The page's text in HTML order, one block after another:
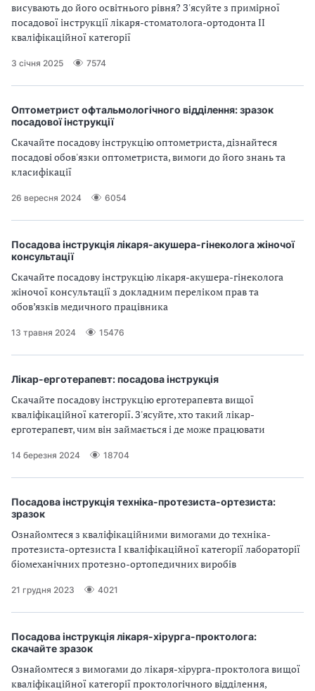
висувають до його освітнього рівня? З'ясуйте з примірної
посадової інструкції лікаря-стоматолога-ортодонта II
кваліфікаційної категорії
3 січня 2025 7574
Оптометрист офтальмологічного відділення: зразок
посадової інструкції
Скачайте посадову інструкцію оптометриста, дізнайтеся
посадові обов'язки оптометриста, вимоги до його знань та
класифікації
26 вересня 2024 6054
Посадова інструкція лікаря-акушера-гінеколога жіночої
консультації
Скачайте посадову інструкцію лікаря-акушера-гінеколога
жіночої консультації з докладним переліком прав та
обов’язків медичного працівника
13 травня 2024 15476
Лікар-ерготерапевт: посадова інструкція
Скачайте посадову інструкцію ерготерапевта вищої
кваліфікаційної категорії. З'ясуйте, хто такий лікар-
ерготерапевт, чим він займається і де може працювати
14 березня 2024 18704
Посадова інструкція техніка-протезиста-ортезиста:
зразок
Ознайомтеся з кваліфікаційними вимогами до техніка-
протезиста-ортезиста I кваліфікаційної категорії лабораторії
біомеханічних протезно-ортопедичних виробів
21 грудня 2023 4021
Посадова інструкція лікаря-хірурга-проктолога:
скачайте зразок
Ознайомтеся з вимогами до лікаря-хірурга-проктолога вищої
кваліфікаційної категорії проктологічного відділення,